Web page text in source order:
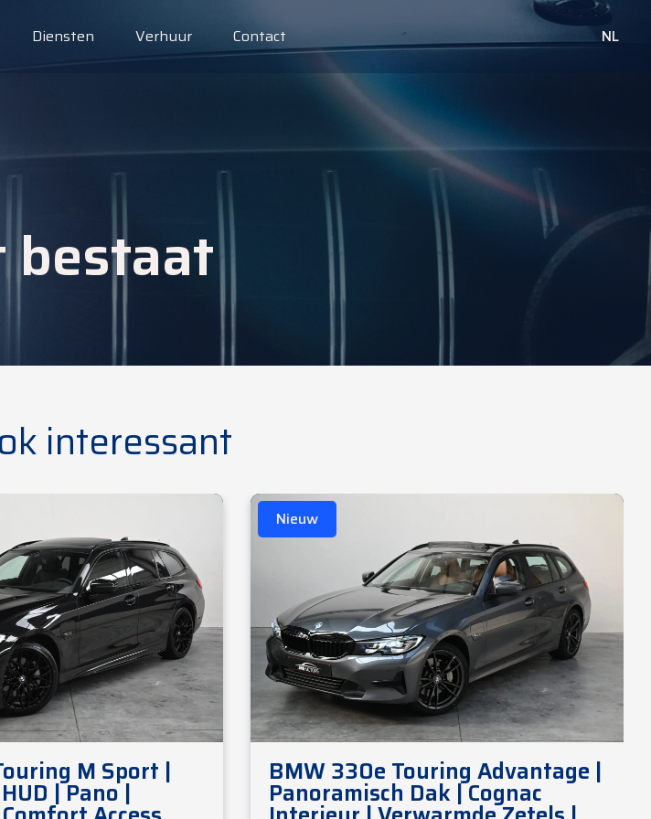
Diensten Verhuur Contact NL
bestaat
interessant
M Sport |
| Pano |
Nieuw
BMW 330e Touring Advantage |
Panoramisch Dak | Cognac